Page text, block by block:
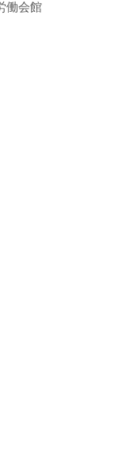
働会館